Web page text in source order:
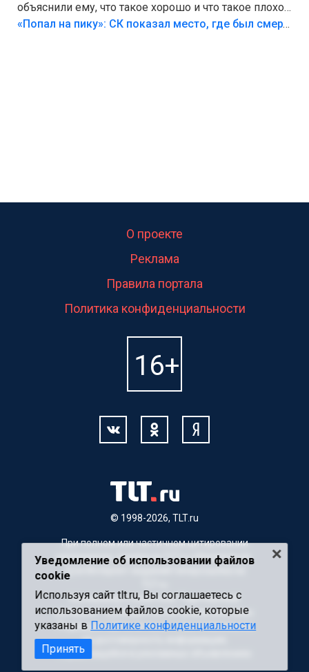
объяснили ему, что такое хорошо и что такое плохо!
Лезть через такой забор,верх безумия,есть же
«Попал на пику»: СК показал место, где был смертельно травмирован ребенок в Тольятти
© 1998-2026, TLT.ru
О проекте
Реклама
Правила портала
Политика конфиденциальности
При полном или частичном цитировании
материалов, ссылка на TLT.ru обязательна.
Для Интернет-изданий гиперссылка на
Материалы с пометкой "Партнерский
материал" публикуются на правах рекламы.
Редакция сайта не несет ответственности
за достоверность информации,
содержащейся в рекламных объявлениях
Уведомление об использовании файлов
cookie
Используя сайт tlt.ru, Вы соглашаетесь с
использованием файлов cookie, которые
указаны в Политике конфиденциальности
Принять